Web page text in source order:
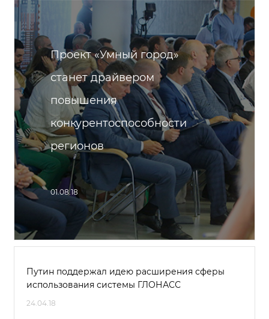
Проект «Умный город»
станет драйвером
повышения
конкурентоспособности
регионов
01.08.18
Путин поддержал идею расширения сферы
использования системы ГЛОНАСС
24.04.18